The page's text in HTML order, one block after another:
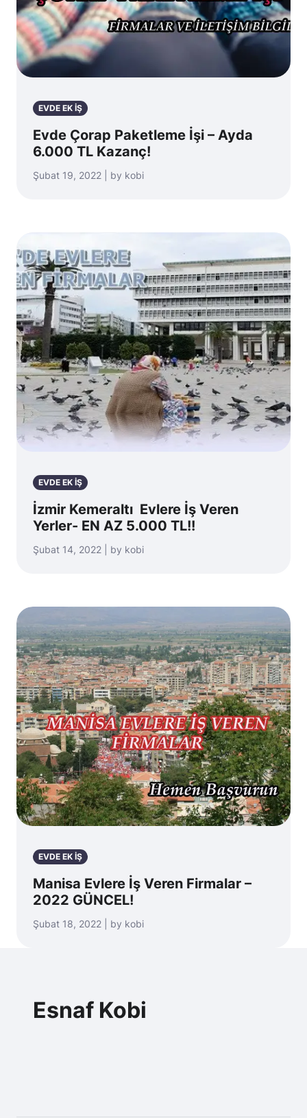
EVDE EK İŞ
Evde Çorap Paketleme İşi – Ayda
6.000 TL Kazanç!
Şubat 19, 2022 | by kobi
EVDE EK İŞ
İzmir Kemeraltı Evlere İş Veren
Yerler- EN AZ 5.000 TL!!
Şubat 14, 2022 | by kobi
EVDE EK İŞ
Manisa Evlere İş Veren Firmalar –
2022 GÜNCEL!
Şubat 18, 2022 | by kobi
Esnaf Kobi